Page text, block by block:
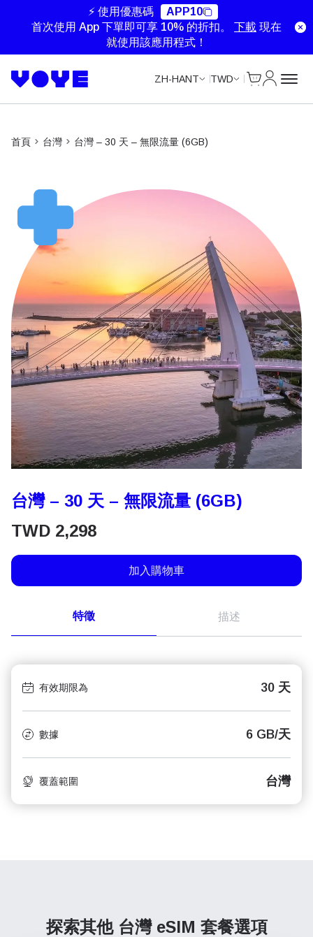
⚡ 使用優惠碼
APP10
首次使用 App 下單即可享 10% 的折扣。 下載 現在
就使用該應用程式！
ZH-HANT TWD
首頁 台灣 台灣 – 30 天 – 無限流量 (6GB)
台灣 – 30 天 – 無限流量 (6GB)
TWD 2,298
加入購物車
特徵 描述
有效期限為 30 天
數據 6 GB/天
覆蓋範圍 台灣
探索其他 台灣 eSIM 套餐選項